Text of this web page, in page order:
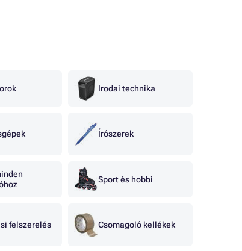
Irodai technika
Írószerek
Sport és hobbi
felszerelés Csomagoló kellékek